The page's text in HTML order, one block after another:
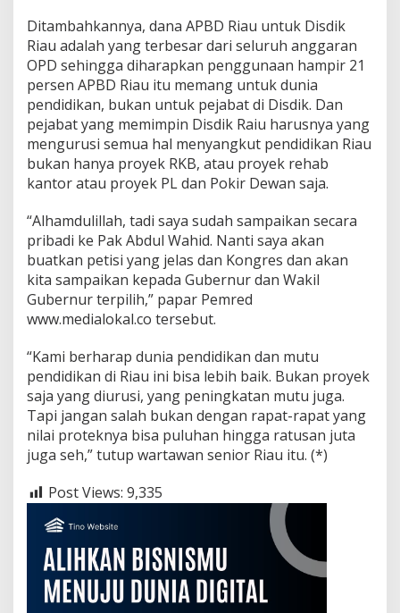
Ditambahkannya, dana APBD Riau untuk Disdik
Riau adalah yang terbesar dari seluruh anggaran
OPD sehingga diharapkan penggunaan hampir 21
persen APBD Riau itu memang untuk dunia
pendidikan, bukan untuk pejabat di Disdik. Dan
pejabat yang memimpin Disdik Raiu harusnya yang
mengurusi semua hal menyangkut pendidikan Riau
bukan hanya proyek RKB, atau proyek rehab
kantor atau proyek PL dan Pokir Dewan saja.
“Alhamdulillah, tadi saya sudah sampaikan secara
pribadi ke Pak Abdul Wahid. Nanti saya akan
buatkan petisi yang jelas dan Kongres dan akan
kita sampaikan kepada Gubernur dan Wakil
Gubernur terpilih,” papar Pemred
www.medialokal.co tersebut.
“Kami berharap dunia pendidikan dan mutu
pendidikan di Riau ini bisa lebih baik. Bukan proyek
saja yang diurusi, yang peningkatan mutu juga.
Tapi jangan salah bukan dengan rapat-rapat yang
nilai proteknya bisa puluhan hingga ratusan juta
juga seh,” tutup wartawan senior Riau itu. (*)
Post Views: 9,335